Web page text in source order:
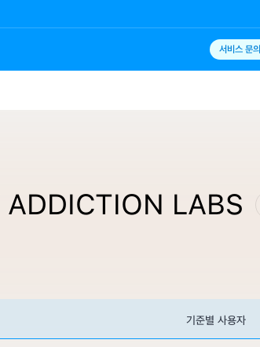
서비스 문의
LABS
기준별 사용자